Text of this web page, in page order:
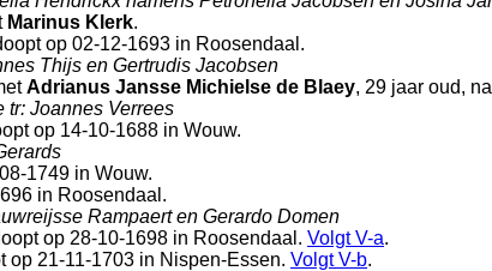
Marinus Klerk.
op 02-12-1693 in Roosendaal .
Thijs en Gertrudis Jacobsen
Adrianus Jansse Michielse de Blaey, 29 jaar oud,
tr: Joannes Verrees
op 14-10-1688 in Wouw.
1749 in Wouw.
in Roosendaal .
Rampaert en Gerardo Domen
op 28-10-1698 in Roosendaal . VolgtV-a.
op 21-11-1703 in Nispen-Essen. VolgtV-b.